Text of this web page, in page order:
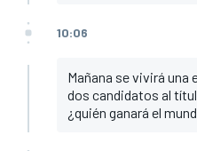
10:06
Mañana se vivirá
dos candidatos al
¿quién ganará el